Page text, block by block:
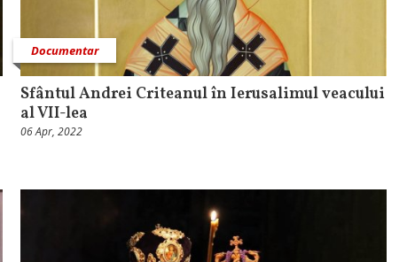
Documentar
Sfântul Andrei Criteanul în Ierusalimul veacului
al VII-lea
06 Apr, 2022